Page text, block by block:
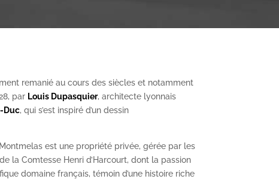
remanié au cours des siècles et notamment
par Louis Dupasquier, architecte lyonnais
Duc, qui s’est inspiré d’un dessin
est une propriété privée, gérée par les
la Comtesse Henri d’Harcourt, dont la passion
domaine français, témoin d’une histoire riche